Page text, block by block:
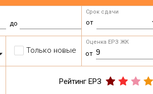
до
Срок сдачи
от
Только новые
Оценка ЕРЗ ЖК
от
Рейтинг ЕРЗ